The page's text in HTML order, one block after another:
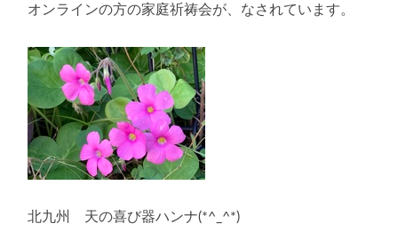
オンラインの方の家庭祈祷会が、なされています。
北九州 天の喜び器ハンナ(*^_^*)